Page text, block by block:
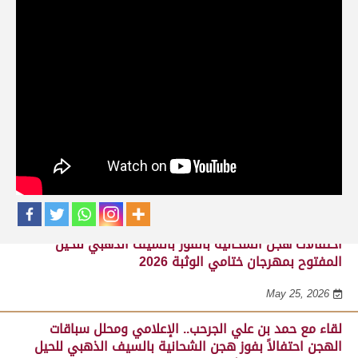
الشحانية بالسيف الذهبي للحيل المفتوح
بميدان الوثبة 22-05-2026
احتفالات هجن الشحانية بالفوز بالسيف الذهبي للحيل
المفتوح بمهرجان ختامي الوثبة 2026
May 25, 2026
لقاء مع حمد بن علي الجرحب.. الإعلامي ومحلل سباقات
الهجن احتفالاً بفوز هجن الشحانية بالسيف الذهبي للحيل